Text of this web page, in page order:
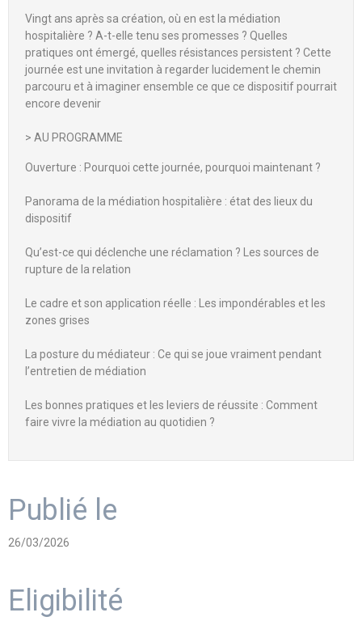
Vingt ans après sa création, où en est la médiation
hospitalière ? A-t-elle tenu ses promesses ? Quelles
pratiques ont émergé, quelles résistances persistent ? Cette
journée est une invitation à regarder lucidement le chemin
parcouru et à imaginer ensemble ce que ce dispositif pourrait
encore devenir
> AU PROGRAMME
Ouverture : Pourquoi cette journée, pourquoi maintenant ?
Panorama de la médiation hospitalière : état des lieux du
dispositif
Qu’est-ce qui déclenche une réclamation ? Les sources de
rupture de la relation
Le cadre et son application réelle : Les impondérables et les
zones grises
La posture du médiateur : Ce qui se joue vraiment pendant
l’entretien de médiation
Les bonnes pratiques et les leviers de réussite : Comment
faire vivre la médiation au quotidien ?
Publié le
26/03/2026
Eligibilité